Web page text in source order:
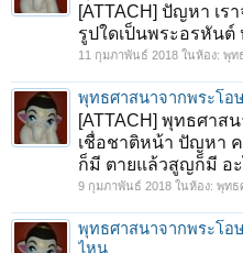
[ATTACH] ปัญหา เร
รูปใดเป็นพระอรหันต์
11 กุมภาพันธ์ 2018 ในห้อง: พุท
พุทธศาสนาจากพระโอ
[ATTACH] พุทธศาส
เชื่อชาติหน้า ปัญหา
ก็มี ตายแล้วสูญก็มี อะ
9 กุมภาพันธ์ 2018 ในห้อง: พุทธ
พุทธศาสนาจากพระโอ
ไหน